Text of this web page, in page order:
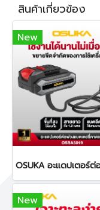
สินค้าเกี่ยวข้อง
New
New